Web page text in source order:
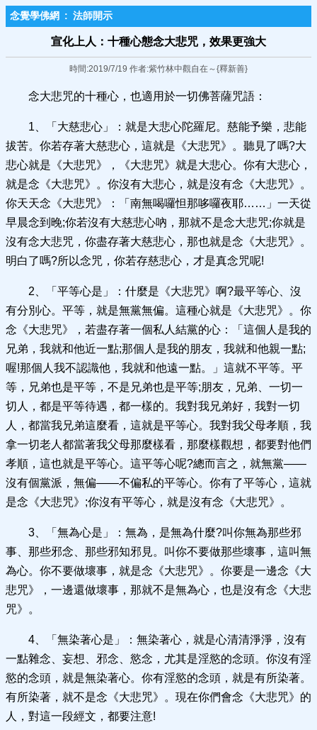
念覺學佛網 : 法師開示
宣化上人：十種心態念大悲咒，​效果更強大
時間:2019/7/19 作者:紫竹林中觀自在～{釋新善}
念大悲咒的十種心，也適用於一切佛菩薩咒語：
1、「大慈悲心」：就是大悲心陀羅尼。慈能予樂，悲能
拔苦。你若存著大慈悲心，這就是《大悲咒》。聽見了嗎?大
悲心就是《大悲咒》，《大悲咒》就是大悲心。你有大悲心，
就是念《大悲咒》。你沒有大悲心，就是沒有念《大悲咒》。
你天天念《大悲咒》：「南無喝囉怛那哆囉夜耶……」一天從
早晨念到晚;你若沒有大慈悲心吶，那就不是念大悲咒;你就是
沒有念大悲咒，你盡存著大慈悲心，那也就是念《大悲咒》。
明白了嗎?所以念咒，你若存慈悲心，才是真念咒呢!
2、「平等心是」：什麼是《大悲咒》啊?最平等心、沒
有分別心。平等，就是無黨無偏。這種心就是《大悲咒》。你
念《大悲咒》，若盡存著一個私人結黨的心：「這個人是我的
兄弟，我就和他近一點;那個人是我的朋友，我就和他親一點;
喔!那個人我不認識他，我就和他遠一點。」這就不平等。平
等，兄弟也是平等，不是兄弟也是平等;朋友，兄弟、一切一
切人，都是平等待遇，都一樣的。我對我兄弟好，我對一切
人，都當我兄弟這麼看，這就是平等心。我對我父母孝順，我
拿一切老人都當著我父母那麼樣看，那麼樣觀想，都要對他們
孝順，這也就是平等心。這平等心呢?總而言之，就無黨——
沒有個黨派，無偏——不偏私的平等心。你有了平等心，這就
是念《大悲咒》;你沒有平等心，就是沒有念《大悲咒》。
3、「無為心是」：無為，是無為什麼?叫你無為那些邪
事、那些邪念、那些邪知邪見。叫你不要做那些壞事，這叫無
為心。你不要做壞事，就是念《大悲咒》。你要是一邊念《大
悲咒》，一邊還做壞事，那就不是無為心，也是沒有念《大悲
咒》。
4、「無染著心是」：無染著心，就是心清清淨淨，沒有
一點雜念、妄想、邪念、慾念，尤其是淫慾的念頭。你沒有淫
慾的念頭，就是無染著心。你有淫慾的念頭，就是有所染著。
有所染著，就不是念《大悲咒》。現在你們會念《大悲咒》的
人，對這一段經文，都要注意!